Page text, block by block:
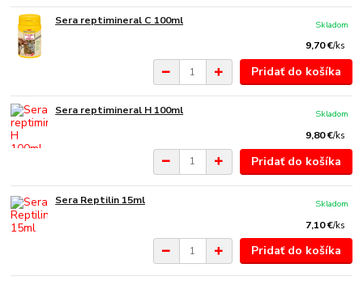
Sera reptimineral C 100ml
9,70 €/ks
Skladom
Pridať do košíka
Sera reptimineral H 100ml
9,80 €/ks
Skladom
Pridať do košíka
Sera Reptilin 15ml
7,10 €/ks
Skladom
Pridať do košíka